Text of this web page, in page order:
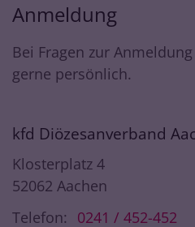
Anmeldung
Bei Fragen zur
gerne persönlich.
kfd Diözesanverband
Klosterplatz 4
52062 Aachen
Telefon:
0241 / 452-452